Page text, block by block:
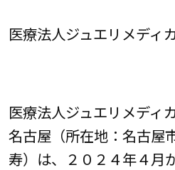
医療法人ジュエリメディ
医療法人ジュエリメデ
名古屋（所在地：名古
寿）は、２０２４年４月